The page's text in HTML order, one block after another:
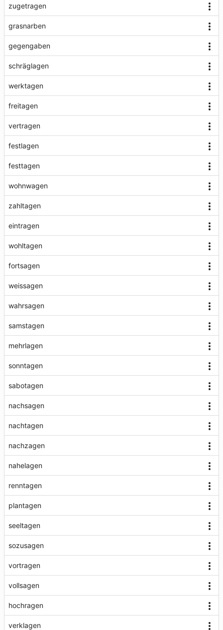
zugetragen
grasnarben
gegengaben
schräglagen
werktagen
freitagen
vertragen
festlagen
festtagen
wohnwagen
zahltagen
eintragen
wohltagen
fortsagen
weissagen
wahrsagen
samstagen
mehrlagen
sonntagen
sabotagen
nachsagen
nachtagen
nachzagen
nahelagen
renntagen
plantagen
seeltagen
sozusagen
vortragen
vollsagen
hochragen
verklagen